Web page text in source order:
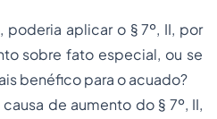
aplicar o § 7º, II, por
sobre fato especial, ou se
benéfico para o acuado?
de aumento do § 7º, II,